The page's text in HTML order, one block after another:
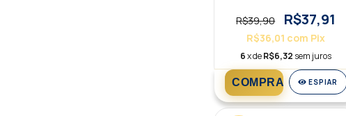
R$39,90 R$37,91
R$36,01 com Pix
6x deR$6,32 sem juros
ESPIAR